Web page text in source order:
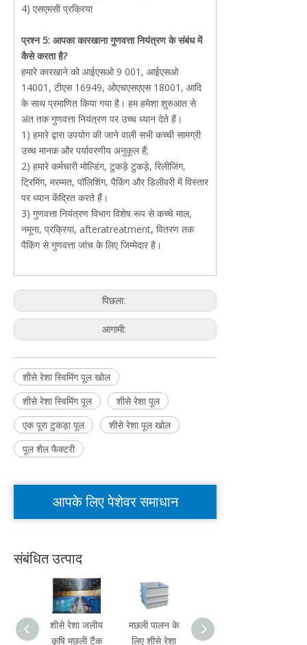
4) एसएमसी प्रक्रिया
प्रश्न 5: आपका कारखाना गुणवत्ता नियंत्रण के संबंध में
कैसे करता है?
हमारे कारखाने को आईएसओ 9 001, आईएसओ
14001, टीएस 16949, ओएचएसएएस 18001, आदि
के साथ प्रमाणित किया गया है। हम हमेशा शुरुआत से
अंत तक गुणवत्ता नियंत्रण पर उच्च ध्यान देते हैं।
1) हमारे द्वारा उपयोग की जाने वाली सभी कच्ची सामग्री
उच्च मानक और पर्यावरणीय अनुकूल हैं;
2) हमारे कर्मचारी मोल्डिंग, टुकड़े टुकड़े, रिलीजिंग,
ट्रिमिंग, मरम्मत, पॉलिशिंग, पैकिंग और डिलीवरी में विस्तार
पर ध्यान केंद्रित करते हैं।
3) गुणवत्ता नियंत्रण विभाग विशेष रूप से कच्चे माल,
नमूना, प्रक्रिया, afteratreatment, वितरण तक
पैकिंग से गुणवत्ता जांच के लिए जिम्मेदार है।
पिछला:
आगामी:
शीसे रेशा स्विमिंग पूल खोल
शीसे रेशा स्विमिंग पूल
शीसे रेशा पूल
एक पूरा टुकड़ा पूल
शीसे रेशा पूल खोल
पूल शैल फैक्टरी
आपके लिए पेशेवर समाधान
संबंधित उत्पाद
शीसे रेशा जलीय
कृषि मछली टैंक
मछली पालन के
लिए शीसे रेशा
एक्वाकल्चर मछली
फार्म के लिए शीसे